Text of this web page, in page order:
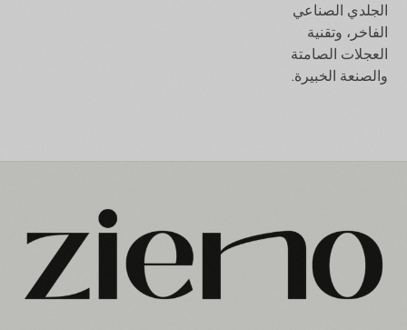
الجلدي الصناعي
الفاخر، وتقنية
العجلات الصامتة
والصنعة الخبيرة.